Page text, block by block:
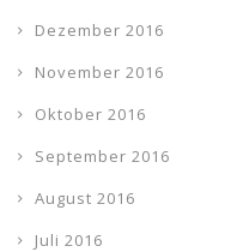
Dezember 2016
November 2016
Oktober 2016
September 2016
August 2016
Juli 2016